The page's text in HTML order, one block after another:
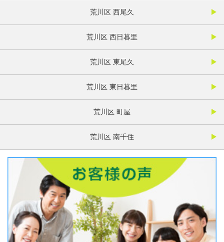
荒川区 西尾久
荒川区 西日暮里
荒川区 東尾久
荒川区 東日暮里
荒川区 町屋
荒川区 南千住